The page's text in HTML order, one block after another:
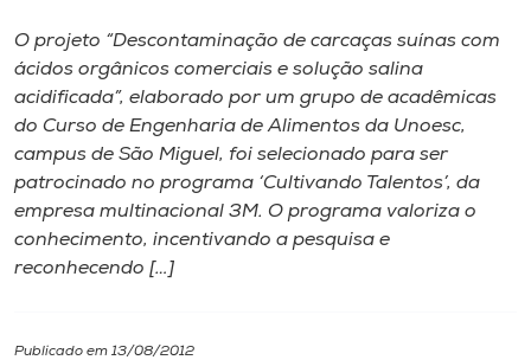
Internacionalização
I.nova
Diplomados
O projeto “Descontaminação de carcaças suínas com
ácidos orgânicos comerciais e solução salina
acidificada”, elaborado por um grupo de acadêmicas
do Curso de Engenharia de Alimentos da Unoesc,
campus de São Miguel, foi selecionado para ser
patrocinado no programa ‘Cultivando Talentos’, da
empresa multinacional 3M. O programa valoriza o
conhecimento, incentivando a pesquisa e
reconhecendo […]
Publicado em 13/08/2012